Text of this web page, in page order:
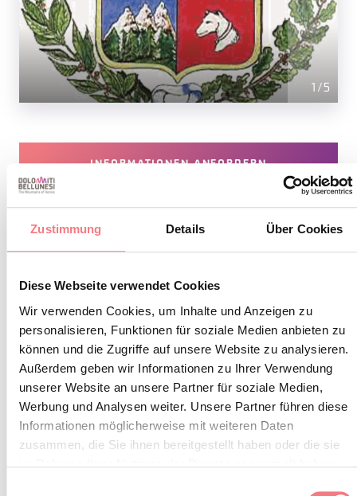
Zustimmung Details Über Cookies
Diese Webseite verwendet Cookies
Wir verwenden Cookies, um Inhalte und Anzeigen zu
personalisieren, Funktionen für soziale Medien anbieten zu
können und die Zugriffe auf unsere Website zu analysieren.
Außerdem geben wir Informationen zu Ihrer Verwendung
unserer Website an unsere Partner für soziale Medien,
Werbung und Analysen weiter. Unsere Partner führen diese
Informationen möglicherweise mit weiteren Daten
zusammen, die Sie ihnen bereitgestellt haben oder die sie
1 /5
INFORMATIONEN ANFORDERN
1. Januar 2025 - 31. Dezember 2030
: täglich von
BLEIBEN SIE IN
KONTAKT